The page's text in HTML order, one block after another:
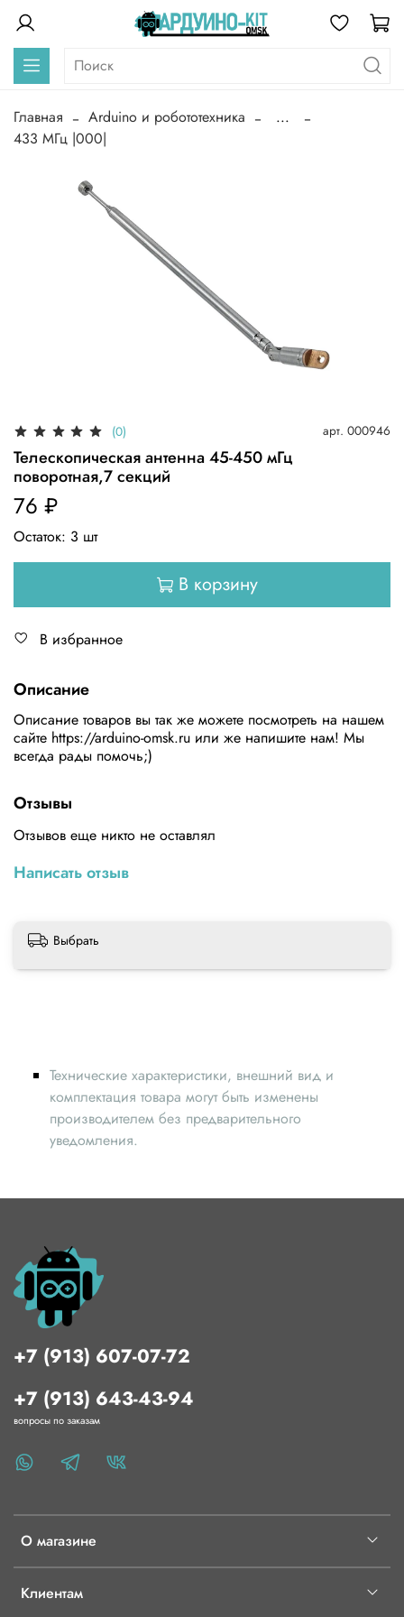
Главная Arduino и робототехника
...
433 МГц |000|
(0) арт. 000946
Телескопическая антенна 45-450 мГц
поворотная,7 секций
76 ₽
Остаток: 3 шт
В корзину
В избранное
Описание
Описание товаров вы так же можете поcмотреть на нашем
сайте https://arduino-omsk.ru или же напишите нам! Мы
вcегда рады помочь;)
Отзывы
Отзывов еще никто не оставлял
Написать отзыв
Выбрать
Технические характеристики, внешний вид и
комплектация товара могут быть изменены
производителем без предварительного
уведомления.
О магазине
Клиентам
+7 (913) 607-07-72
+7 (913) 643-43-94
вопросы по заказам